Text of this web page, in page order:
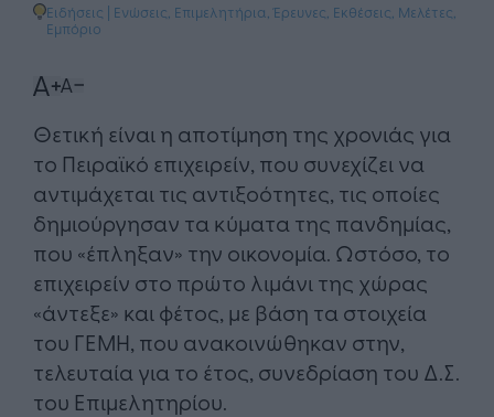
Ειδήσεις | Ενώσεις, Επιμελητήρια ,Έρευνες, Εκθέσεις, Μελέτες
Εμπόριο
Θετική είναι η αποτίμηση της χρονιάς για
το Πειραϊκό επιχειρείν, που συνεχίζει να
αντιμάχεται τις αντιξοότητες, τις οποίες
δημιούργησαν τα κύματα της πανδημίας,
που «έπληξαν» την οικονομία. Ωστόσο, το
επιχειρείν στο πρώτο λιμάνι της χώρας
«άντεξε» και φέτος, με βάση τα στοιχεία
του ΓΕΜΗ, που ανακοινώθηκαν στην,
τελευταία για το έτος, συνεδρίαση του Δ.Σ.
του Επιμελητηρίου.